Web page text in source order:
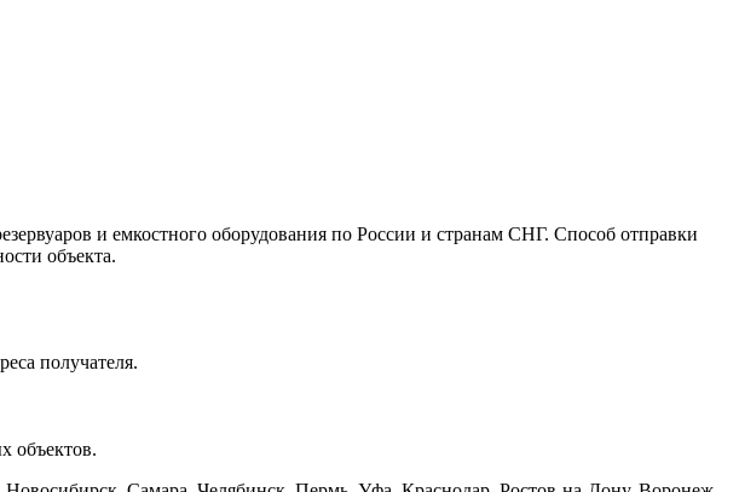
и емкостного оборудования по России и странам СНГ. Способ отправки
объекта.
получателя.
объектов.